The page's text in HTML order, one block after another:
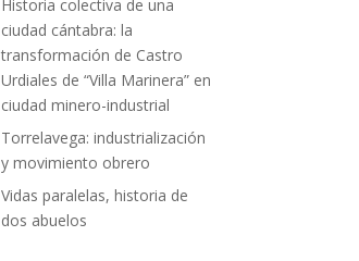
Historia colectiva de una
ciudad cántabra: la
transformación de Castro
Urdiales de “Villa Marinera” en
ciudad minero-industrial
Torrelavega: industrialización
y movimiento obrero
Vidas paralelas, historia de
dos abuelos